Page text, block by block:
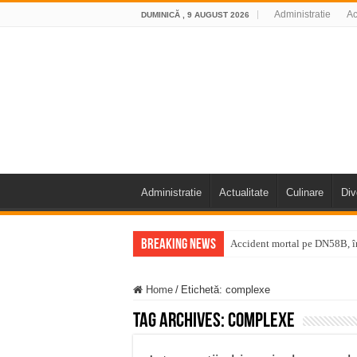
DUMINICĂ , 9 AUGUST 2026 Administratie
Administratie Actualitate Culinare
Breaking News Accident mortal pe DN58B,
Furtuna și vijelia au lovit
Întreruperi temporare ale
Home / Etichetă: complexe
Tag Archives:complexe